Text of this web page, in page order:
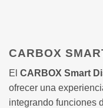
CARBOX
El CARBOX Smart
ofrecer una
integrando funciones